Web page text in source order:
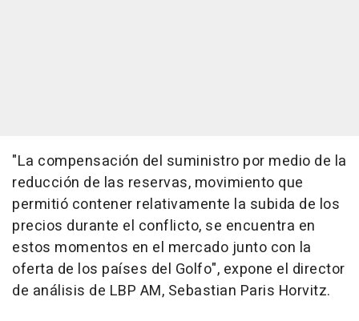
"La compensación del suministro por medio de la
reducción de las reservas, movimiento que
permitió contener relativamente la subida de los
precios durante el conflicto, se encuentra en
estos momentos en el mercado junto con la
oferta de los países del Golfo", expone el director
de análisis de LBP AM, Sebastian Paris Horvitz.